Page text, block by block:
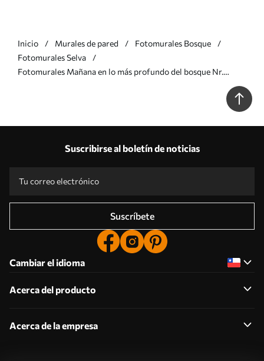
Inicio Murales de pared
Fotomurales Bosque
Fotomurales Selva
Fotomurales Mañana en lo más profundo del bosque Nr.
Suscribirse al boletín de noticias
Suscríbete
Cambiar el idioma
Acerca del producto
Acerca de la empresa